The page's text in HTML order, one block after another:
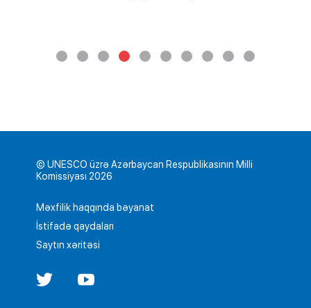
© UNESCO üzrə Azərbaycan Respublikasının Milli
Komissiyası 2026
Məxfilik haqqında bəyanat
İstifadə qaydaları
Saytın xəritəsi